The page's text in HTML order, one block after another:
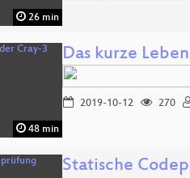
26 min
48 min
Das kurze
2019-10-12 270
Statische